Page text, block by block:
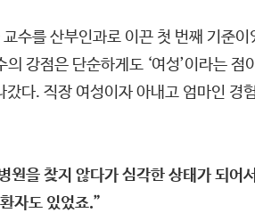
수를 산부인과로 이끈 첫 번째 기준이
강점은 단순하게도 ‘여성’이라는 점
다. 직장 여성이자 아내고 엄마인 경
을 찾지 않다가 심각한 상태가 되어
자도 있었죠.”